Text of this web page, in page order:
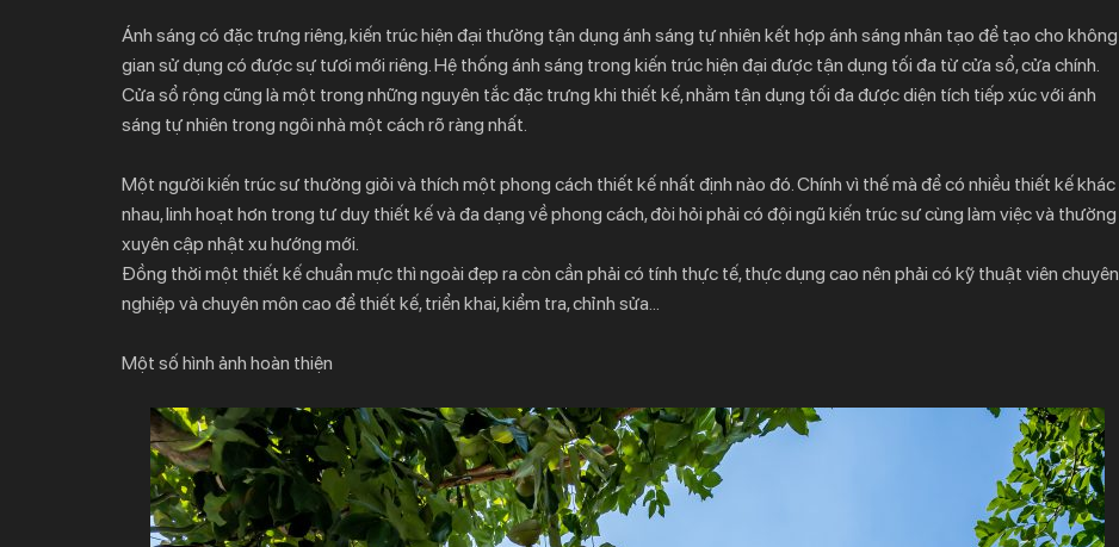
Ánh sáng có đặc trưng riêng, kiến trúc hiện đại thường tận dụng ánh sáng tự nhiên kết hợp ánh sáng nhân tạo để tạo cho không
gian sử dụng có được sự tươi mới riêng. Hệ thống ánh sáng trong kiến trúc hiện đại được tận dụng tối đa từ cửa sổ, cửa chính.
Cửa sổ rộng cũng là một trong những nguyên tắc đặc trưng khi thiết kế, nhằm tận dụng tối đa được diện tích tiếp xúc với ánh
sáng tự nhiên trong ngôi nhà một cách rõ ràng nhất.
Một người kiến trúc sư thường giỏi và thích một phong cách thiết kế nhất định nào đó. Chính vì thế mà để có nhiều thiết kế khác
nhau, linh hoạt hơn trong tư duy thiết kế và đa dạng về phong cách, đòi hỏi phải có đội ngũ kiến trúc sư cùng làm việc và thường
xuyên cập nhật xu hướng mới.
Đồng thời một thiết kế chuẩn mực thì ngoài đẹp ra còn cần phải có tính thực tế, thực dụng cao nên phải có kỹ thuật viên chuyên
nghiệp và chuyên môn cao để thiết kế, triển khai, kiểm tra, chỉnh sửa…
Một số hình ảnh hoàn thiện